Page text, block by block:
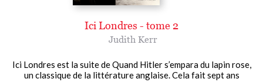
Ici Londres - tome 2
Judith Kerr
Ici Londres est la suite de Quand Hitler s’empara du lapin rose,
un classique de la littérature anglaise. Cela fait sept ans